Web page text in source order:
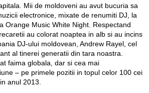
Mii de moldoveni au avut bucuria sa
electronice, mixate de renumiti DJ, la
Orange Music White Night. Respectand
au colorat noaptea in alb si au incins
DJ-ului moldovean, Andrew Rayel, cel
al tinerei generatii din tara noastra.
faima globala, dar si cea mai
– pe primele pozitii in topul celor 100 cei
anul 2013.